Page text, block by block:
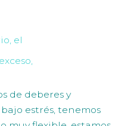
el
de deberes y
estrés, tenemos